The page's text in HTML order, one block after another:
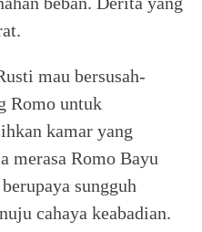
mau bersusah-
Romo untuk
kamar yang
merasa Romo Bayu
sungguh
cahaya keabadian.